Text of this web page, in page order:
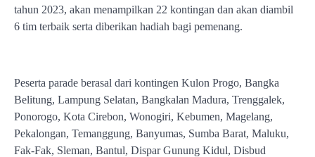
tahun 2023, akan menampilkan 22 kontingan dan akan diambil
6 tim terbaik serta diberikan hadiah bagi pemenang.
Peserta parade berasal dari kontingen Kulon Progo, Bangka
Belitung, Lampung Selatan, Bangkalan Madura, Trenggalek,
Ponorogo, Kota Cirebon, Wonogiri, Kebumen, Magelang,
Pekalongan, Temanggung, Banyumas, Sumba Barat, Maluku,
Fak-Fak, Sleman, Bantul, Dispar Gunung Kidul, Disbud